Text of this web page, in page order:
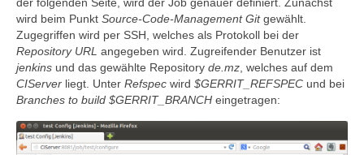
der folgenden Seite, wird der Job genauer definiert. Zunächst
wird beim Punkt Source-Code-Management Gitgewählt.
Zugegriffen wird per SSH, welches als Protokoll bei der
Repository URL angegeben wird. Zugreifender Benutzer ist
jenkins und das gewählte Repository de.mz, welches auf dem
CIServer liegt. Unter Refspec wird $GERRIT_REFSPEC und bei
Branches to build $GERRIT_BRANCH eingetragen: